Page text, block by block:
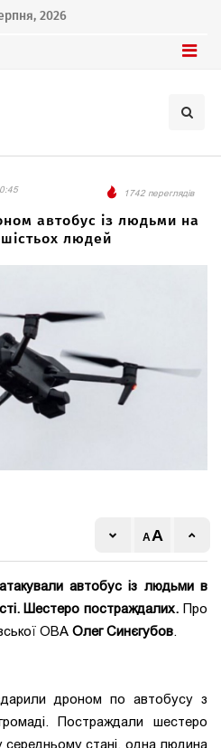
2026
1742 переглядів
автобус із людьми на
людей
автобус із людьми в
Шестеро постраждалих. Про
ОВА Олег Синєгубов.
дроном по автобусу з
Постраждали шестеро
середньому стані, одна людина